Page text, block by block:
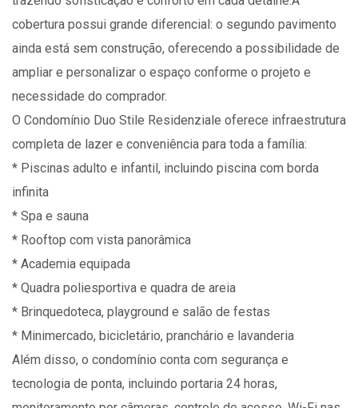
cobertura possui grande diferencial: o segundo pavimento
ainda está sem construção, oferecendo a possibilidade de
ampliar e personalizar o espaço conforme o projeto e
necessidade do comprador.
O Condomínio Duo Stile Residenziale oferece infraestrutura
completa de lazer e conveniência para toda a família:
* Piscinas adulto e infantil, incluindo piscina com borda
infinita
* Spa e sauna
* Rooftop com vista panorâmica
* Academia equipada
* Quadra poliesportiva e quadra de areia
* Brinquedoteca, playground e salão de festas
* Minimercado, bicicletário, pranchário e lavanderia
Além disso, o condomínio conta com segurança e
tecnologia de ponta, incluindo portaria 24 horas,